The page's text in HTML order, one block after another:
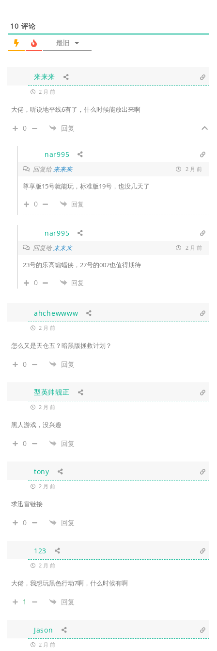
10 评论
最旧
来来来
2 月 前
大佬，听说地平线6有了，什么时候能放出来啊
0 回复
nar995
回复给来来来 2 月 前
尊享版15号就能玩，标准版19号，也没几天了
0 回复
nar995
回复给来来来 2 月 前
23号的乐高蝙蝠侠，27号的007也值得期待
0 回复
ahchewwww
2 月 前
怎么又是天仓五？暗黑版拯救计划？
0 回复
型英帅靓正
2 月 前
黑人游戏，没兴趣
0 回复
tony
2 月 前
求迅雷链接
0 回复
123
2 月 前
大佬，我想玩黑色行动7啊，什么时候有啊
1 回复
Jason
2 月 前